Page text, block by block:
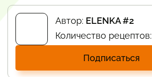
Автор: ELENKA #2
Количество рецептов:
Подписаться